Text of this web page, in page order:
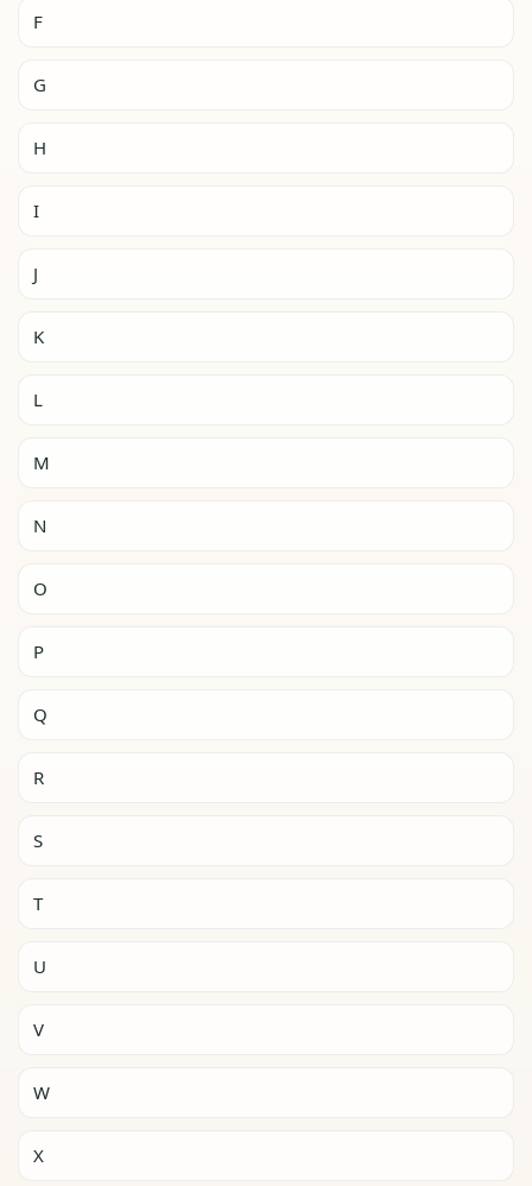
F
G
H
I
J
K
L
M
N
O
P
Q
R
S
T
U
V
W
X